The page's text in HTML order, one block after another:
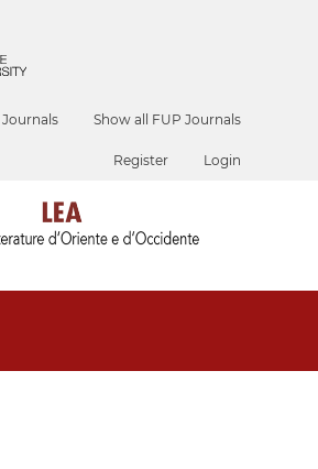
Show all FUP Journals
Register Login